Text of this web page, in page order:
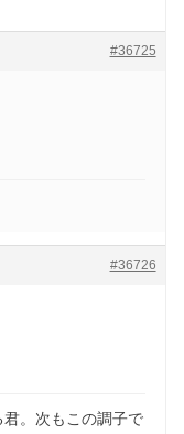
#36725
#36726
。次もこの調子で